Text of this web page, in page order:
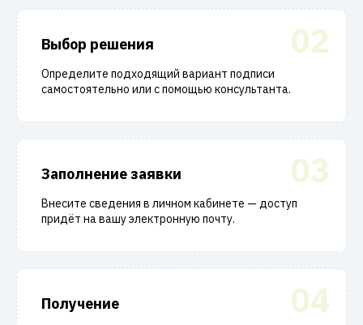
02
Выбор решения
Определите подходящий вариант подписи
самостоятельно или с помощью консультанта.
03
Заполнение заявки
Внесите сведения в личном кабинете — доступ
придёт на вашу электронную почту.
04
Получение